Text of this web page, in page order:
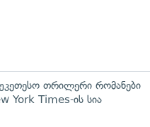
თრილერი რომანები
York Times-ის სია